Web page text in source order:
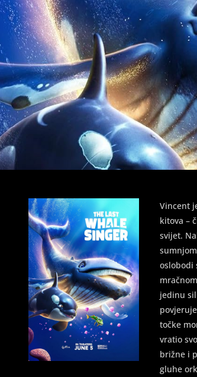
Vincent
kitova –
svijet.
oslobodi
jedinu
točke
vratio
brižne i
gluhe